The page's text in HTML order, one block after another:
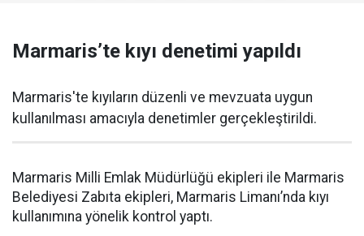
Marmaris’te kıyı denetimi yapıldı
Marmaris'te kıyıların düzenli ve mevzuata uygun
kullanılması amacıyla denetimler gerçekleştirildi.
Marmaris Milli Emlak Müdürlüğü ekipleri ile Marmaris
Belediyesi Zabıta ekipleri, Marmaris Limanı’nda kıyı
kullanımına yönelik kontrol yaptı.